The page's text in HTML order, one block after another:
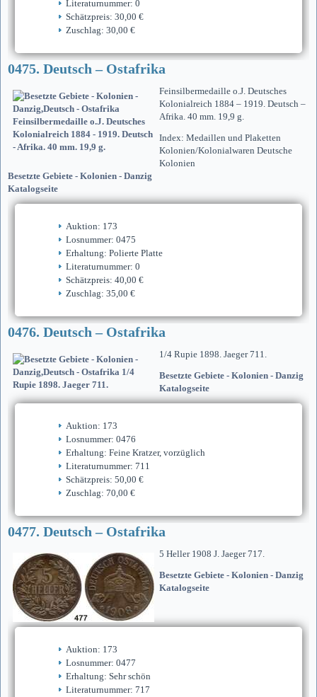
Literaturnummer: 0
Schätzpreis: 30,00 €
Zuschlag: 30,00 €
0475. Deutsch – Ostafrika
Feinsilbermedaille o.J. Deutsches
Kolonialreich 1884 – 1919. Deutsch –
Afrika. 40 mm. 19,9 g.
Index: Medaillen und Plaketten
Kolonien/Kolonialwaren Deutsche
Kolonien
Besetzte Gebiete - Kolonien - Danzig
Katalogseite
Auktion: 173
Losnummer: 0475
Erhaltung: Polierte Platte
Literaturnummer: 0
Schätzpreis: 40,00 €
Zuschlag: 35,00 €
0476. Deutsch – Ostafrika
1/4 Rupie 1898. Jaeger 711.
Besetzte Gebiete - Kolonien - Danzig
Katalogseite
Auktion: 173
Losnummer: 0476
Erhaltung: Feine Kratzer, vorzüglich
Literaturnummer: 711
Schätzpreis: 50,00 €
Zuschlag: 70,00 €
0477. Deutsch – Ostafrika
5 Heller 1908 J. Jaeger 717.
Besetzte Gebiete - Kolonien - Danzig
Katalogseite
Auktion: 173
Losnummer: 0477
Erhaltung: Sehr schön
Literaturnummer: 717